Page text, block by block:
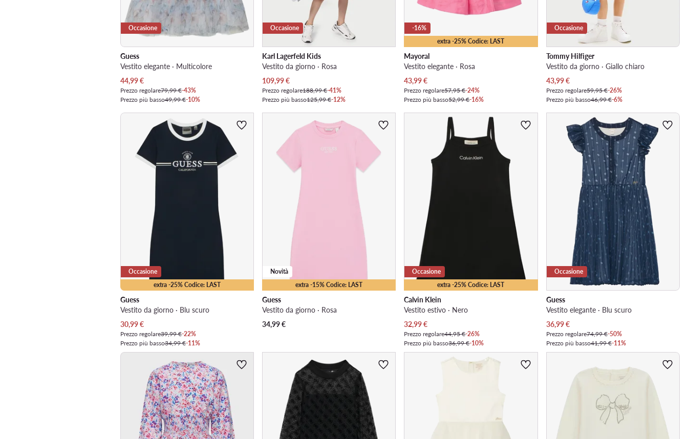
Occasione
Guess
Vestito elegante · Multicolore
Prezzo attuale
44,99€
Prezzo regolare79,99 €-43%
Prezzo più basso49,99 €-10%
Occasione
Karl Lagerfeld Kids
Vestito da giorno · Rosa
Prezzo attuale
109,99€
Prezzo regolare188,99 €-41%
Prezzo più basso125,99 €-12%
extra -25% Codice: LAST
-16%
Mayoral
Vestito elegante · Rosa
Prezzo attuale
43,99€
Prezzo regolare57,95 €-24%
Prezzo più basso52,99 €-16%
Occasione
Tommy Hilfiger
Vestito da giorno · Giallo chiaro
Prezzo attuale
43,99€
Prezzo regolare59,95 €-26%
Prezzo più basso46,99 €-6%
extra -25% Codice: LAST
Occasione
Guess
Vestito da giorno · Blu scuro
Prezzo attuale
30,99€
Prezzo regolare39,99 €-22%
Prezzo più basso34,99 €-11%
extra -15% Codice: LAST
Novità
Guess
Vestito da giorno · Rosa
34,99€
extra -25% Codice: LAST
Occasione
Calvin Klein
Vestito estivo · Nero
Prezzo attuale
32,99€
Prezzo regolare44,95 €-26%
Prezzo più basso36,99 €-10%
Occasione
Guess
Vestito elegante · Blu scuro
Prezzo attuale
36,99€
Prezzo regolare74,99 €-50%
Prezzo più basso41,99 €-11%